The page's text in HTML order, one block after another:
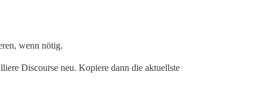
wenn nötig.
Discourse neu. Kopiere dann die aktuellste